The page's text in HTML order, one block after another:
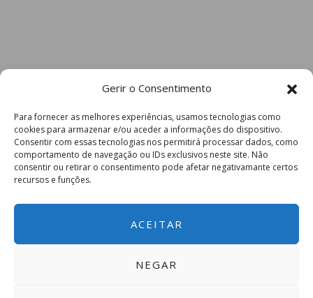
Gerir o Consentimento
Para fornecer as melhores experiências, usamos tecnologias como
cookies para armazenar e/ou aceder a informações do dispositivo.
Consentir com essas tecnologias nos permitirá processar dados, como
comportamento de navegação ou IDs exclusivos neste site. Não
consentir ou retirar o consentimento pode afetar negativamante certos
recursos e funções.
ACEITAR
NEGAR